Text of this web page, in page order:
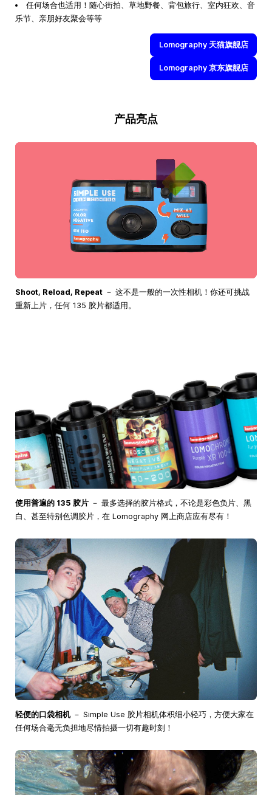
任何场合也适用！随心街拍、草地野餐、背包旅行、室内狂欢、音
乐节、亲朋好友聚会等等
Lomography 天猫旗舰店
Lomography 京东旗舰店
产品亮点
Shoot, Reload, Repeat － 这不是一般的一次性相机！你还可挑战
重新上片，任何 135 胶片都适用。
使用普遍的 135 胶片 － 最多选择的胶片格式，不论是彩色负片、黑
白、甚至特别色调胶片，在 Lomography 网上商店应有尽有！
轻便的口袋相机－ Simple Use 胶片相机体积细小轻巧，方便大家在
任何场合毫无负担地尽情拍摄一切有趣时刻！